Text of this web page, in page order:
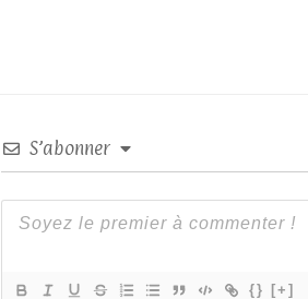
S’abonner
{} [+]